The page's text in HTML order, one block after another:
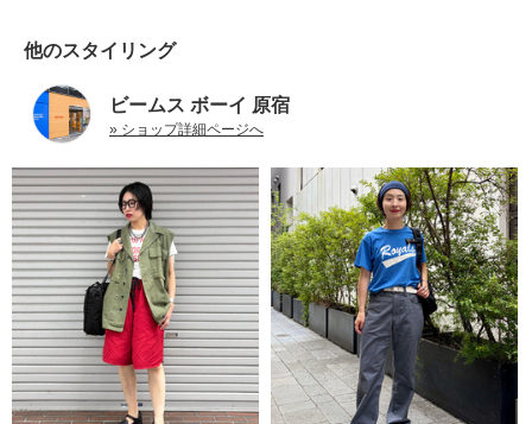
他のスタイリング
ビームス ボーイ 原宿
» ショップ詳細ページへ